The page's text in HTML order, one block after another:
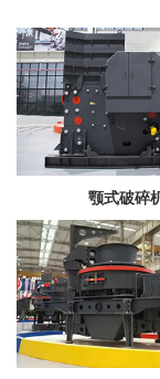
颚式破碎